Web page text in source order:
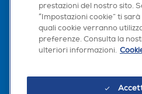
Scarica la nostra app
prestazioni del nostro sito.
“Impostazioni cookie” ti
quali cookie verranno
preferenze. Consulta la
ulteriori informazioni.